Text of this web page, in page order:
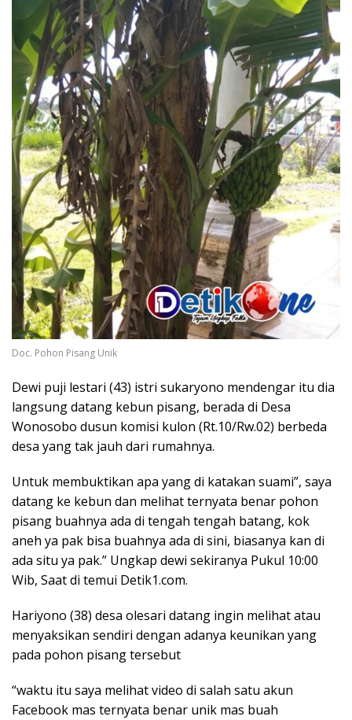
Doc. Pohon Pisang Unik
Dewi puji lestari (43) istri sukaryono mendengar itu dia
langsung datang kebun pisang, berada di Desa
Wonosobo dusun komisi kulon (Rt.10/Rw.02) berbeda
desa yang tak jauh dari rumahnya.
Untuk membuktikan apa yang di katakan suami”, saya
datang ke kebun dan melihat ternyata benar pohon
pisang buahnya ada di tengah tengah batang, kok
aneh ya pak bisa buahnya ada di sini, biasanya kan di
ada situ ya pak.” Ungkap dewi sekiranya Pukul 10:00
Wib, Saat di temui Detik1.com.
Hariyono (38) desa olesari datang ingin melihat atau
menyaksikan sendiri dengan adanya keunikan yang
pada pohon pisang tersebut
“waktu itu saya melihat video di salah satu akun
Facebook mas ternyata benar unik mas buah